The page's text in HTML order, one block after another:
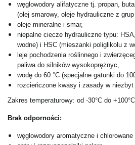
węglowodory alifatyczne tj. propan,
(olej smarowy, oleje hydrauliczne z
oleje mineralne i smar,
niepalne ciecze hydrauliczne typu:
wodne) i HSC (mieszanki poliglikolu z
leje pochodzenia roślinnego i
paliwa do silników wysokoprężnyc,
wodę do 60 °C (specjalne gatunki do
rozcieńczone kwasy i zasady w
Zakres temperaturowy: od -30°C do
Brak odporności:
węglowodory aromatyczne i